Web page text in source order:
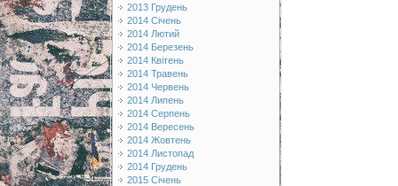
2013 Грудень
2014 Січень
2014 Лютий
2014 Березень
2014 Квітень
2014 Травень
2014 Червень
2014 Липень
2014 Серпень
2014 Вересень
2014 Жовтень
2014 Листопад
2014 Грудень
2015 Січень